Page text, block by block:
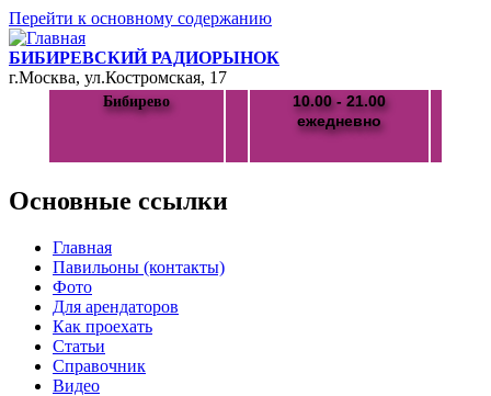
Перейти к основному содержанию
БИБИРЕВСКИЙ РАДИОРЫНОК
г.Москва, ул.Костромская, 17
Бибирево
10.00 - 21.00
ежедневно
Основные ссылки
Главная
Павильоны (контакты)
Фото
Для арендаторов
Как проехать
Статьи
Справочник
Видео